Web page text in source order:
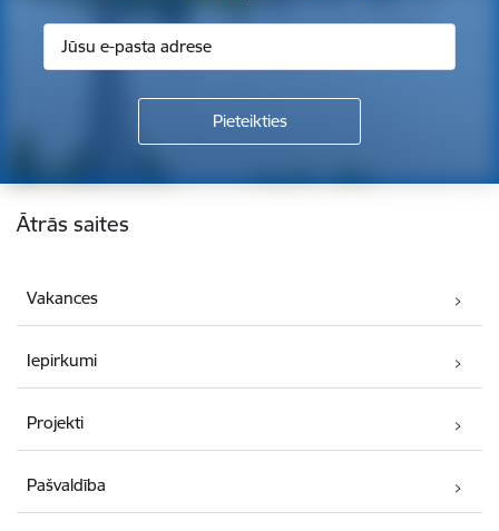
Kājene
Ātrās saites
Vakances
Iepirkumi
Projekti
Pašvaldība